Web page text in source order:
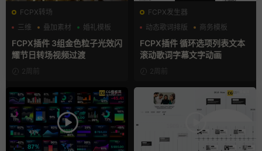
FCPX转场
三维
叠加素材 婚礼模板
FCPX插件 3组金色粒子光效闪
耀节日转场视频过渡
2周前
FCPX发生器
动态歌词排版
商务模板
字幕模板
FCPX插件 循环选项列表文本
滚动歌词字幕文字动画
2周前